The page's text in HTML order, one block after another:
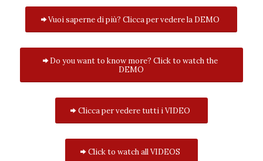
Vuoi saperne di più? Clicca per vedere la DEMO
Do you want to know more? Click to watch the
DEMO
Clicca per vedere tutti i VIDEO
Click to watch all VIDEOS